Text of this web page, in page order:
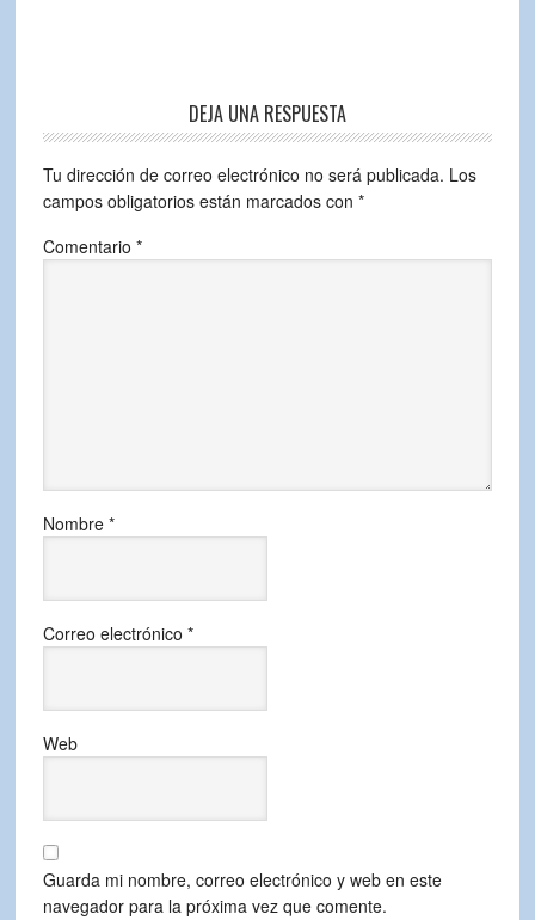
DEJA UNA RESPUESTA
Tu dirección de correo electrónico no será publicada. Los
campos obligatorios están marcados con *
Comentario *
Nombre *
Correo electrónico *
Web
Guarda mi nombre, correo electrónico y web en este
navegador para la próxima vez que comente.